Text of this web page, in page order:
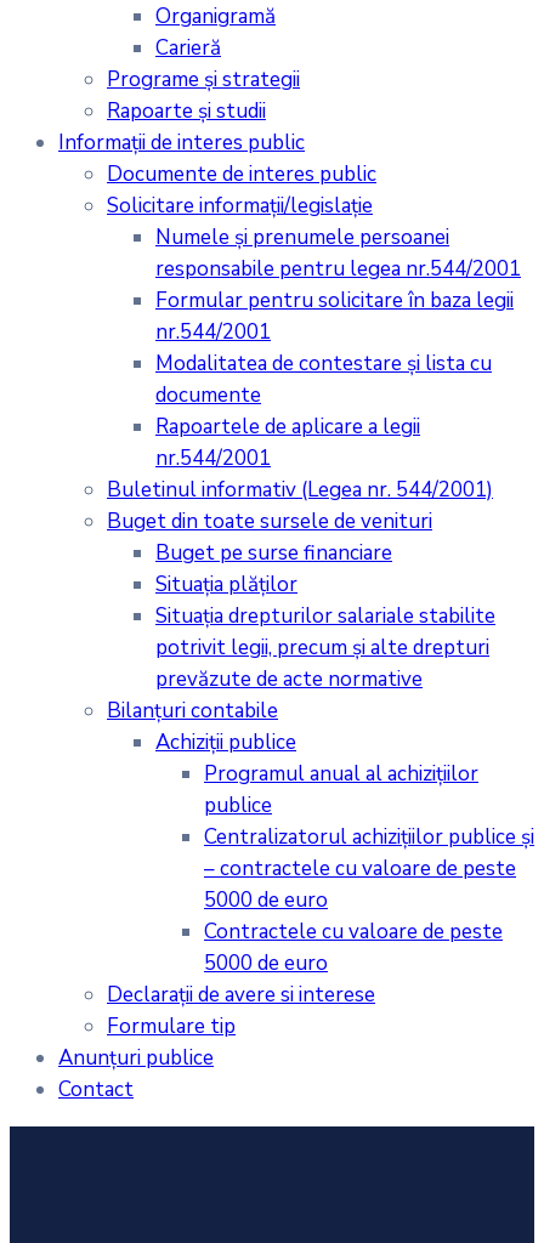
Organigramă
Carieră
Programe și strategii
Rapoarte și studii
Informații de interes public
Documente de interes public
Solicitare informații/legislație
Numele și prenumele persoanei
responsabile pentru legea nr.544/2001
Formular pentru solicitare în baza legii
nr.544/2001
Modalitatea de contestare și lista cu
documente
Rapoartele de aplicare a legii
nr.544/2001
Buletinul informativ (Legea nr. 544/2001)
Buget din toate sursele de venituri
Buget pe surse financiare
Situaţia plăţilor
Situaţia drepturilor salariale stabilite
potrivit legii, precum şi alte drepturi
prevăzute de acte normative
Bilanţuri contabile
Achiziţii publice
Programul anual al achiziţiilor
publice
Centralizatorul achiziţiilor publice şi
– contractele cu valoare de peste
5000 de euro
Contractele cu valoare de peste
5000 de euro
Declarații de avere si interese
Formulare tip
Anunțuri publice
Contact